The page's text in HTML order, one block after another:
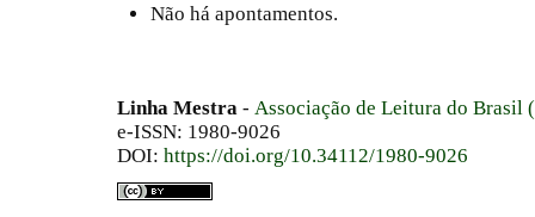
Não há apontamentos.
Linha Mestra - Associação de Leitura do Brasil
e-ISSN: 1980-9026
DOI: https://doi.org/10.34112/1980-9026